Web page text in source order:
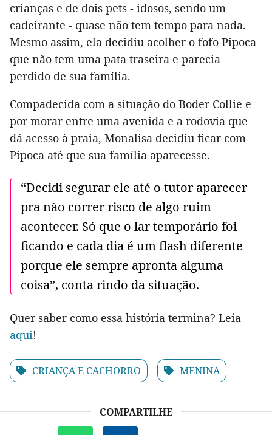
crianças e de dois pets - idosos, sendo um
cadeirante - quase não tem tempo para nada.
Mesmo assim, ela decidiu acolher o fofo Pipoca
que não tem uma pata traseira e parecia
perdido de sua família.
Compadecida com a situação do Boder Collie e
por morar entre uma avenida e a rodovia que
dá acesso à praia, Monalisa decidiu ficar com
Pipoca até que sua família aparecesse.
“Decidi segurar ele até o tutor aparecer
pra não correr risco de algo ruim
acontecer. Só que o lar temporário foi
ficando e cada dia é um flash diferente
porque ele sempre apronta alguma
coisa”, conta rindo da situação.
Quer saber como essa história termina? Leia
aqui!
CRIANÇA E CACHORRO MENINA
COMPARTILHE